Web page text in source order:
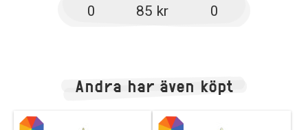
0 85 kr 0
Andra har även köpt